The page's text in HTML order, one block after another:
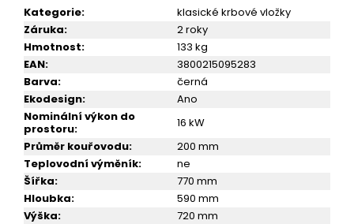
Kategorie:
klasické krbové vložky
Záruka:
2 roky
Hmotnost:
133 kg
EAN:
3800215095283
Barva:
černá
Ekodesign:
Ano
Nominální výkon do
prostoru:
16 kW
Průměr kouřovodu:
200 mm
Teplovodní výměník:
ne
Šířka:
770 mm
Hloubka:
590 mm
Výška:
720 mm
č
u
e
m
e
SPORÁK
NA
TUHÁ
PALIVA
PRITY
GT